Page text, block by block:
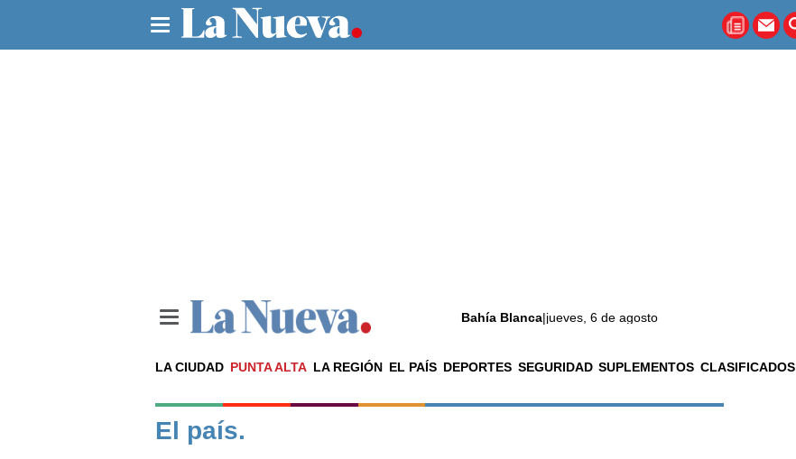
Bahía Blanca|jueves, 6 de agosto
LA CIUDAD PUNTA ALTA LA REGIÓN EL PAÍS DEPORTES SEGURIDAD SUPLEMENTOS CLASIFICADOS
Noticias
La ciudad
El país.